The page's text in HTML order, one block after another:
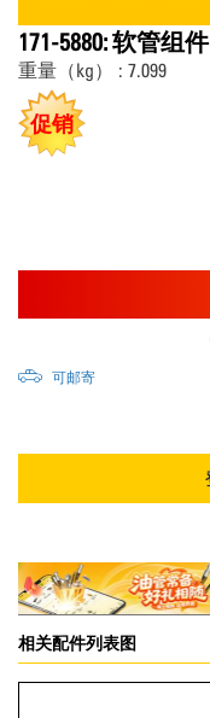
171-5880: 软管组件
重量（kg） : 7.099
促销
可邮寄
相关配件列表图